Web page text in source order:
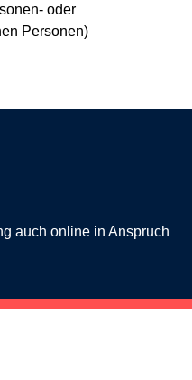
oder
Personen)
auch online in Anspruch